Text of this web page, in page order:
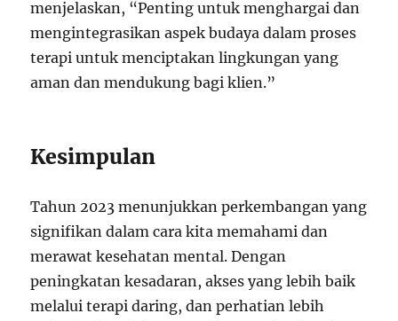
menjelaskan, “Penting untuk menghargai dan
mengintegrasikan aspek budaya dalam proses
terapi untuk menciptakan lingkungan yang
aman dan mendukung bagi klien.”
Kesimpulan
Tahun 2023 menunjukkan perkembangan yang
signifikan dalam cara kita memahami dan
merawat kesehatan mental. Dengan
peningkatan kesadaran, akses yang lebih baik
melalui terapi daring, dan perhatian lebih